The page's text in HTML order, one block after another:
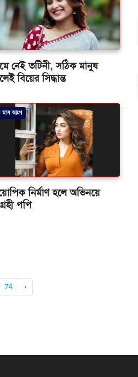
নেই তটিনী, সঠিক মানুষ
বিয়ের সিদ্ধান্ত
মাস আগে
নির্মাণ হলে অভিনয়ে
পপি
74 ›